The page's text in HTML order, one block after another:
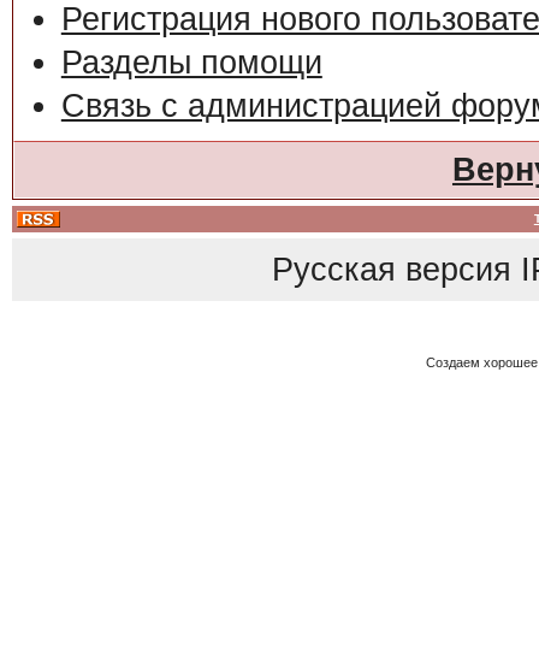
Регистрация нового
Разделы помощи
Связь с администрацией
Русская версия
Создаем